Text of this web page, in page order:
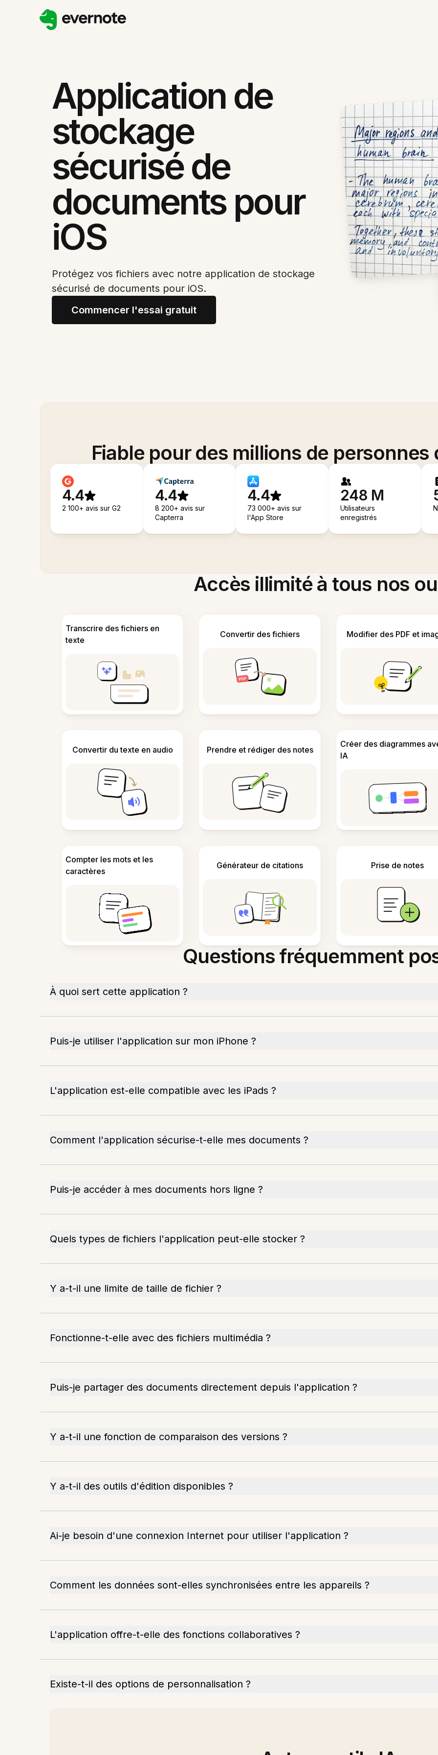
Application de
stockage
sécurisé de
documents pour
iOS
Protégez vos fichiers avec notre application de stockage
sécurisé de documents pour iOS.
Commencer l'essai gratuit
Fiable pour des millions de personnes
4.4
2 100+ avis sur G2
4.4
8 200+ avis sur
Capterra
4.4
73 000+ avis sur
l'App Store
248 M
Utilisateurs
enregistrés
Accès illimité à tous nos
Transcrire des fichiers en
texte
Convertir des fichiers Modifier des PDF et
Convertir du texte en audio Prendre et rédiger des notes
Créer des diagrammes
IA
Compter les mots et les
caractères
Générateur de citations Prise de notes
Questions fréquemment
À quoi sert cette application ?
Puis-je utiliser l'application sur mon iPhone ?
L'application est-elle compatible avec les iPads ?
Comment l'application sécurise-t-elle mes documents ?
Puis-je accéder à mes documents hors ligne ?
Quels types de fichiers l'application peut-elle stocker ?
Y a-t-il une limite de taille de fichier ?
Fonctionne-t-elle avec des fichiers multimédia ?
Puis-je partager des documents directement depuis l'application ?
Y a-t-il une fonction de comparaison des versions ?
Y a-t-il des outils d'édition disponibles ?
Ai-je besoin d'une connexion Internet pour utiliser l'application ?
Comment les données sont-elles synchronisées entre les appareils ?
L'application offre-t-elle des fonctions collaboratives ?
Existe-t-il des options de personnalisation ?